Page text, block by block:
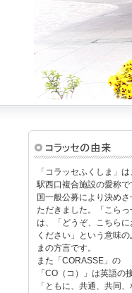
「コラッセふくしま」
駅西口複合施設の愛称で
国一般公募により決め
ただきました。「こらっ
は、「どうぞ、こちらに
ください」という意味の
まの方言です。
また「CORASSE」の
「CO（コ）」は英語の
「ともに、共通、共同、